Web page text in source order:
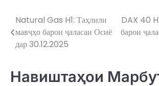
Post
navigation
Natural Gas H1: Таҳлили
мавҷҳо барои ҷаласаи Осиё
дар 30.12.2025
DAX 40
барои
Навиштаҳои